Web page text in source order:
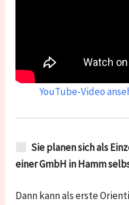
YouTube-Video
Sie planen sich als
einer GmbH in Hamm
Dann kann als erste